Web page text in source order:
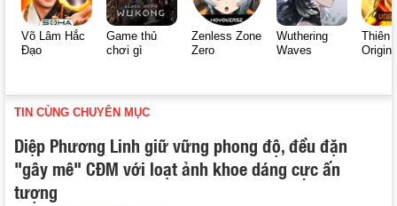
Võ Lâm Hắc
Đạo
Game thủ
chơi gì
Zenless Zone
Zero
Wuthering
Waves
Thiên
Origin
TIN CÙNG CHUYÊN MỤC
Diệp Phương Linh giữ vững phong độ, đều đặn
"gây mê" CĐM với loạt ảnh khoe dáng cực ấn
tượng